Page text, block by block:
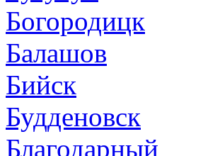
Богородицк
Балашов
Бийск
Будденовск
Благодарный